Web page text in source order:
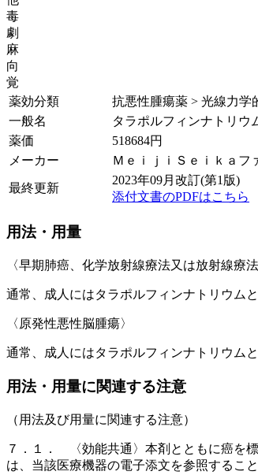
毒
劇
麻
向
覚
薬効分類
抗悪性腫瘍薬 > 光線力学
一般名
タラポルフィンナトリウ
薬価
518684円
メーカー
ＭｅｉｊｉＳｅｉｋａフ
最終更新
2023年09月改訂(第1版)
添付文書のPDFはこちら
用法・用量
〈早期肺癌、化学放射線療法又は放射線療
通常、成人にはタラポルフィンナトリウム
〈原発性悪性脳腫瘍〉
通常、成人にはタラポルフィンナトリウム
用法・用量に関連する注意
（用法及び用量に関連する注意）
７．１． 〈効能共通〉本剤とともに癌を
は、当該医療機器の電子添文を参照すること